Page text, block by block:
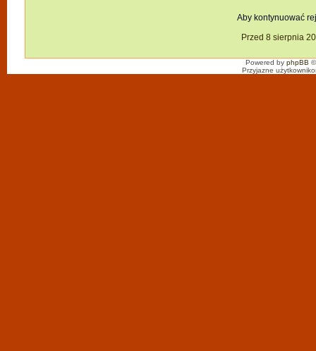
Aby kontynuować
Przed 8 sierpnia
Powered by phpBB
Przyjazne